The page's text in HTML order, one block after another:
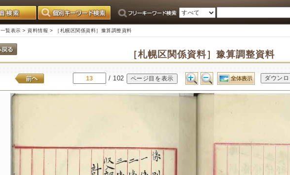
一覧表示 > 資料情報 > ［札幌区関係資料］豫算調整資料
［札幌区関係資料］豫算調整資料
/ 102